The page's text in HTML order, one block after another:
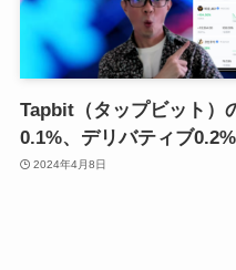
Tapbit（タップビット）
0.1%、デリバティブ
2024年4月8日